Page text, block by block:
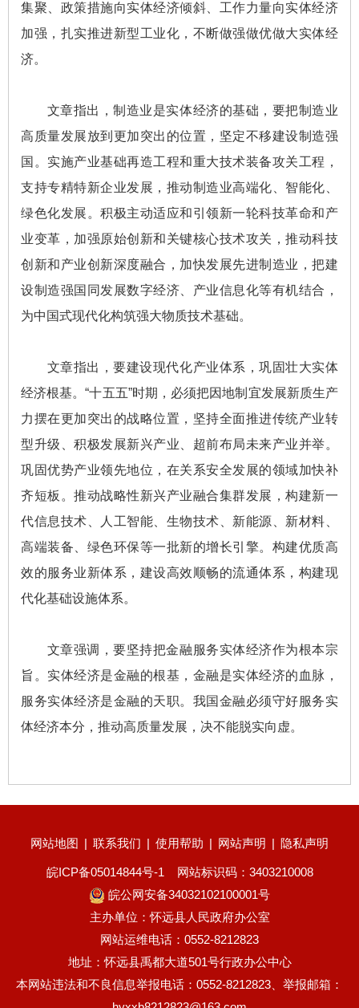
集聚、政策措施向实体经济倾斜、工作力量向实体经济
加强，扎实推进新型工业化，不断做强做优做大实体经
济。
文章指出，制造业是实体经济的基础，要把制造业
高质量发展放到更加突出的位置，坚定不移建设制造强
国。实施产业基础再造工程和重大技术装备攻关工程，
支持专精特新企业发展，推动制造业高端化、智能化、
绿色化发展。积极主动适应和引领新一轮科技革命和产
业变革，加强原始创新和关键核心技术攻关，推动科技
创新和产业创新深度融合，加快发展先进制造业，把建
设制造强国同发展数字经济、产业信息化等有机结合，
为中国式现代化构筑强大物质技术基础。
文章指出，要建设现代化产业体系，巩固壮大实体
经济根基。“十五五”时期，必须把因地制宜发展新质生产
力摆在更加突出的战略位置，坚持全面推进传统产业转
型升级、积极发展新兴产业、超前布局未来产业并举。
巩固优势产业领先地位，在关系安全发展的领域加快补
齐短板。推动战略性新兴产业融合集群发展，构建新一
代信息技术、人工智能、生物技术、新能源、新材料、
高端装备、绿色环保等一批新的增长引擎。构建优质高
效的服务业新体系，建设高效顺畅的流通体系，构建现
代化基础设施体系。
文章强调，要坚持把金融服务实体经济作为根本宗
旨。实体经济是金融的根基，金融是实体经济的血脉，
服务实体经济是金融的天职。我国金融必须守好服务实
体经济本分，推动高质量发展，决不能脱实向虚。
网站地图 | 联系我们 | 使用帮助 | 网站声明 | 隐私声明
皖ICP备05014844号-1
网站标识码：3403210008
皖公网安备34032102100001号
主办单位：怀远县人民政府办公室
网站运维电话：0552-8212823
地址：怀远县禹都大道501号行政办公中心
本网站违法和不良信息举报电话：0552-8212823、举报邮箱：